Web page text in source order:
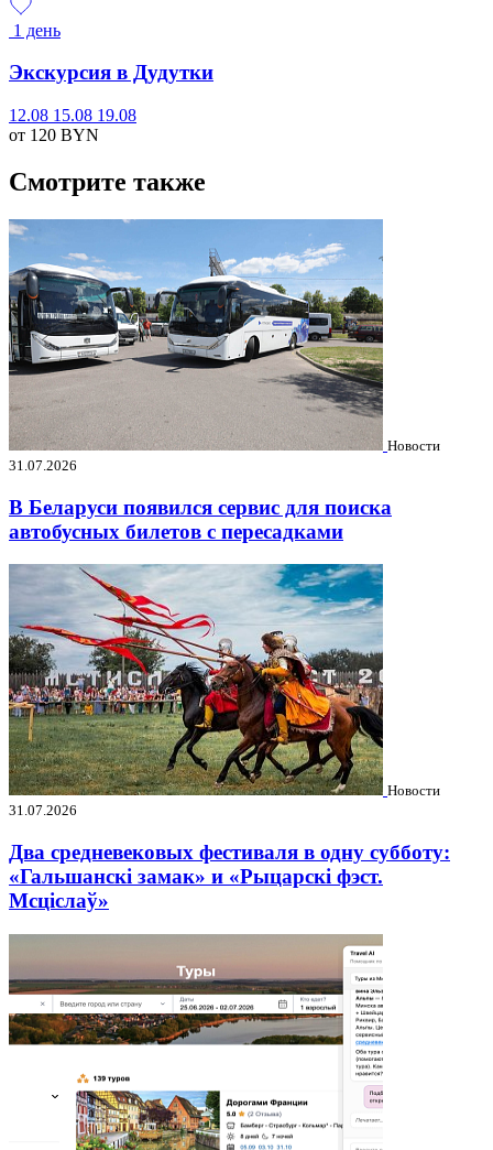
1 день
Экскурсия в Дудутки
12.08 15.08 19.08
от 120 BYN
Смотрите также
Новости
31.07.2026
В Беларуси появился сервис для поиска
автобусных билетов с пересадками
Новости
31.07.2026
Два средневековых фестиваля в одну субботу:
«Гальшанскі замак» и «Рыцарскі фэст.
Мсціслаў»